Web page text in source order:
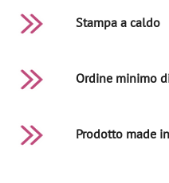
Stampa a caldo
Ordine minimo
Prodotto made